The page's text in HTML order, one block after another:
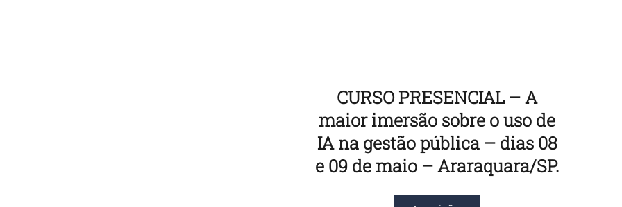
CURSO PRESENCIAL – A
maior imersão sobre o uso de
IA na gestão pública – dias 08
e 09 de maio – Araraquara/SP.